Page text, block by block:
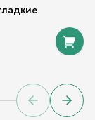
Previous
Next